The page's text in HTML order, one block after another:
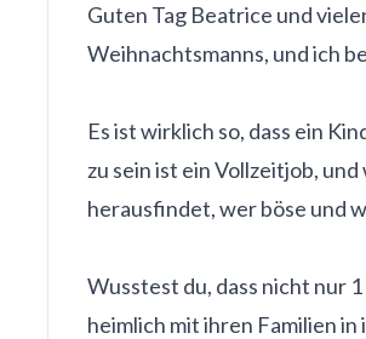
Guten Tag Beatrice und
Weihnachtsmanns, und ich
Es ist wirklich so, dass ein
zu sein ist ein Vollzeitjob,
herausfindet, wer böse und
Wusstest du, dass nicht nur
heimlich mit ihren Familien